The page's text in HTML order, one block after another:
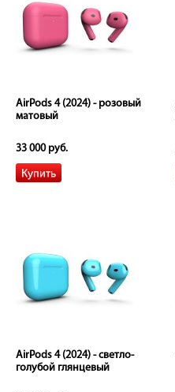
AirPods 4 (2024) - розовый
матовый
33 000 руб.
AirPods 4 (2024) - светло-
голубой глянцевый